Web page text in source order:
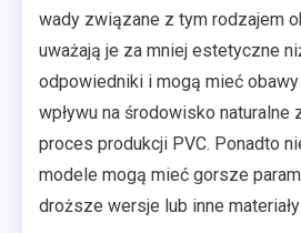
wady związane z tym rodzajem
uważają je za mniej estetyczne
odpowiedniki i mogą mieć
wpływu na środowisko naturalne
proces produkcji PVC. Ponadto
modele mogą mieć gorsze
droższe wersje lub inne